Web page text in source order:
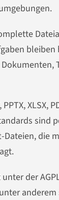
bleiben
XLSX,
sind
die
der